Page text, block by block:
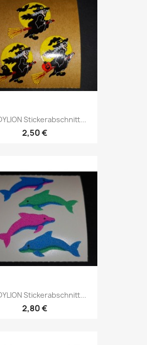
Stickerabschnitt...
2,50 €
Stickerabschnitt...
2,80 €